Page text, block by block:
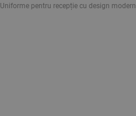
Uniforme pentru recepție cu design modern